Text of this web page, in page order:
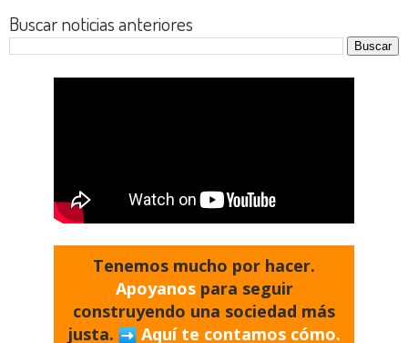
Buscar noticias anteriores
Tenemos mucho por hacer.
Apoyanos para seguir
construyendo una sociedad más
justa.
Aquí te contamos cómo.